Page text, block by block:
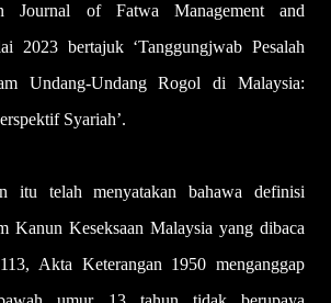
Journal of Fatwa Management and
2023 bertajuk ‘Tanggungjwab Pesalah
Undang-Undang Rogol di Malaysia:
Syariah’.
itu telah menyatakan bahawa definisi
Kanun Keseksaan Malaysia yang dibaca
Akta Keterangan 1950 menganggap